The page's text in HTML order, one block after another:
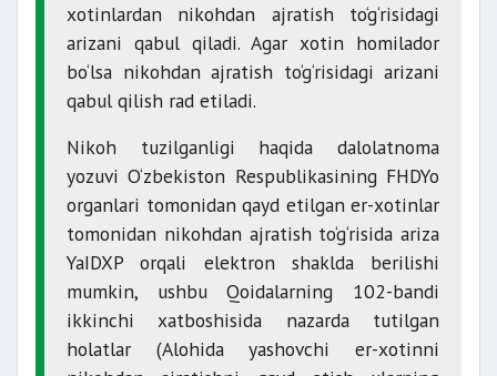
xotinlardan nikohdan ajratish to‘g‘risidagi
arizani qabul qiladi. Agar xotin homilador
bo‘lsa nikohdan ajratish to‘g‘risidagi arizani
qabul qilish rad etiladi.
Nikoh tuzilganligi haqida dalolatnoma
yozuvi O‘zbekiston Respublikasining FHDYo
organlari tomonidan qayd etilgan er-xotinlar
tomonidan nikohdan ajratish to‘g‘risida ariza
YaIDXP orqali elektron shaklda berilishi
mumkin, ushbu Qoidalarning 102-bandi
ikkinchi xatboshisida nazarda tutilgan
holatlar (Alohida yashovchi er-xotinni